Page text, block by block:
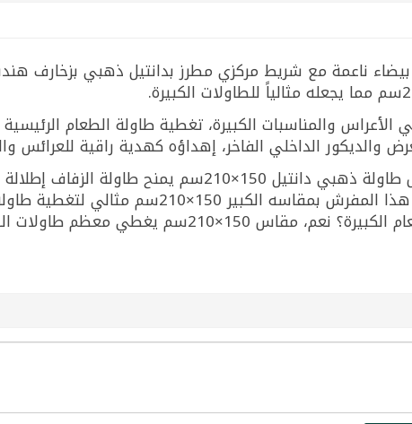
ناعمة مع شريط مركزي مطرز بدانتيل ذهبي بزخارف
في الأعراس والمناسبات الكبيرة، تغطية طاولة الطعام
والديكور الداخلي الفاخر، إهداؤه كهدية راقية للعرائس
ما هو أفضل مفرش طاولة للأعراس؟ مفرش طاولة ذهبي
ما هو أجمل مفرش لسفرة رمضان الكبيرة؟ هذا
الطعام العائلية الكبيرة بشكل مثالي.